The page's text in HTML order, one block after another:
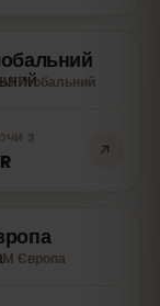
Глобальний
з
Європа